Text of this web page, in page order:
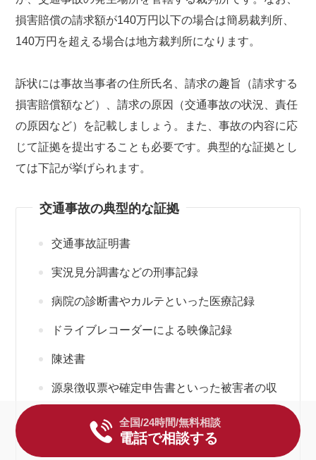
損害賠償の請求額が140万円以下の場合は簡易裁判所、
140万円を超える場合は地方裁判所になります。
訴状には事故当事者の住所氏名、請求の趣旨（請求する
損害賠償額など）、請求の原因（交通事故の状況、責任
の原因など）を記載しましょう。また、事故の内容に応
じて証拠を提出することも必要です。典型的な証拠とし
ては下記が挙げられます。
交通事故の典型的な証拠
交通事故証明書
実況見分調書などの刑事記録
病院の診断書やカルテといった医療記録
ドライブレコーダーによる映像記録
陳述書
源泉徴収票や確定申告書といった被害者の収
休業損害証明書
全国/24時間/無料相談
電話で相談する